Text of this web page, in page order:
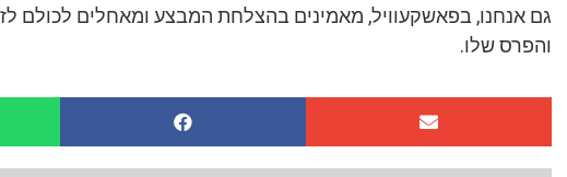
גם אנחנו, בפאשקעוויל, מאמינים בהצלחת המבצע ומאחלים לכולם
והפרס שלו.